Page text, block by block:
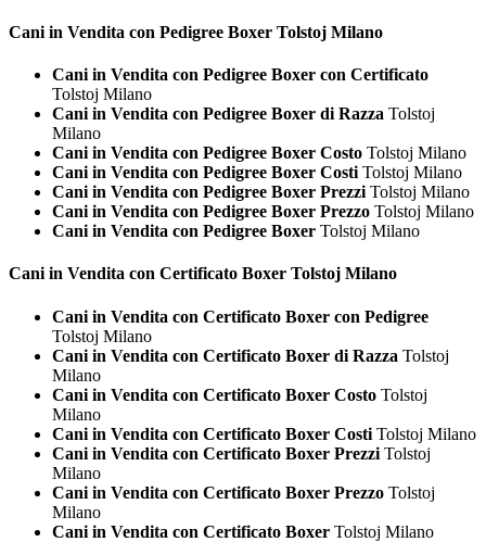
Cani in Vendita con Pedigree Boxer Tolstoj Milano
Cani in Vendita con Pedigree Boxer con Certificato
Tolstoj Milano
Cani in Vendita con Pedigree Boxer di Razza Tolstoj
Milano
Cani in Vendita con Pedigree Boxer Costo Tolstoj Milano
Cani in Vendita con Pedigree Boxer Costi Tolstoj Milano
Cani in Vendita con Pedigree Boxer Prezzi Tolstoj Milano
Cani in Vendita con Pedigree Boxer Prezzo Tolstoj Milano
Cani in Vendita con Pedigree Boxer Tolstoj Milano
Cani in Vendita con Certificato Boxer Tolstoj Milano
Cani in Vendita con Certificato Boxer con Pedigree
Tolstoj Milano
Cani in Vendita con Certificato Boxer di Razza Tolstoj
Milano
Cani in Vendita con Certificato Boxer Costo Tolstoj
Milano
Cani in Vendita con Certificato Boxer Costi Tolstoj Milano
Cani in Vendita con Certificato Boxer Prezzi Tolstoj
Milano
Cani in Vendita con Certificato Boxer Prezzo Tolstoj
Milano
Cani in Vendita con Certificato Boxer Tolstoj Milano